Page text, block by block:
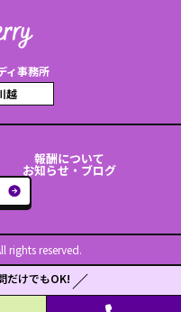
ィ事務所
越
報酬について
お知らせ・ブログ
rights reserved.
だけでもOK!